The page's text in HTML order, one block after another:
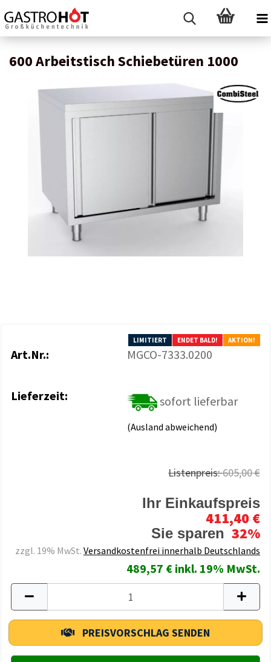
600 Arbeitstisch Schiebetüren 1000
LIMITIERT ENDET BALD! AKTION!
Art.Nr.: MGCO-7333.0200
Lieferzeit: sofort lieferbar
(Ausland abweichend)
Listenpreis:605,00 €
Ihr Einkaufspreis
411,40 €
Sie sparen 32%
zzgl. 19% MwSt. Versandkostenfrei innerhalb Deutschlands
489,57 € inkl. 19% MwSt.
PREISVORSCHLAG SENDEN